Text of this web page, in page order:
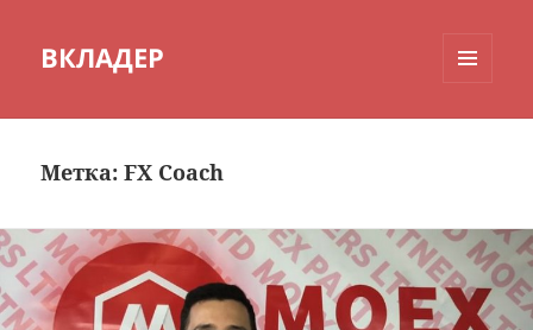
ВКЛАДЕР
Метка:FX Coach